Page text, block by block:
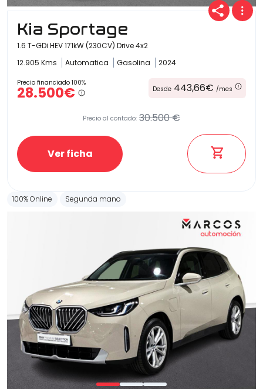
Kia Sportage
1.6 T-GDi HEV 171kW (230CV) Drive 4x2
12.905 Kms
Automatica Gasolina 2024
Precio financiado 100%
28.500€ Desde 443,66€ /mes
Precio al contado: 30.500 €
Ver ficha
100% Online Segunda mano